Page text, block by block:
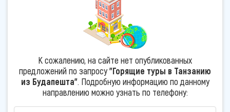
К сожалению, на сайте нет опубликованных
предложений по запросу"Горящие туры в Танзанию
из Будапешта". Подробную информацию по данному
направлению можно узнать по телефону: